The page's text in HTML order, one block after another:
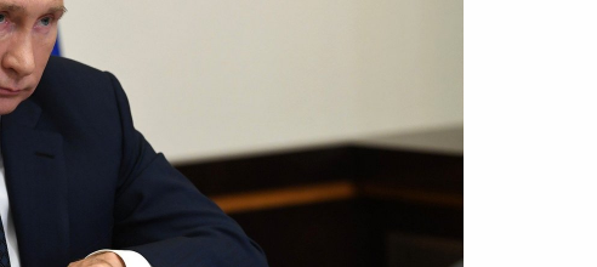
Ново-Огарёво
Эммануэлю Макрону